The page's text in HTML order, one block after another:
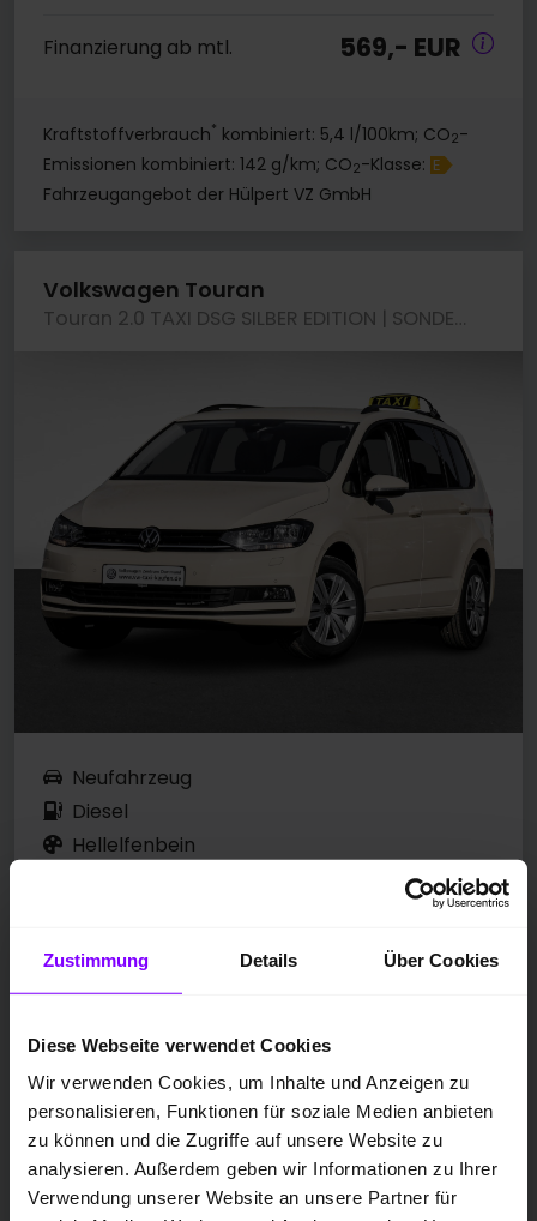
Zustimmung Details Über Cookies
Diese Webseite verwendet Cookies
Wir verwenden Cookies, um Inhalte und Anzeigen zu
personalisieren, Funktionen für soziale Medien anbieten
zu können und die Zugriffe auf unsere Website zu
analysieren. Außerdem geben wir Informationen zu Ihrer
Verwendung unserer Website an unsere Partner für
Finanzierung ab mtl. 569,- EUR
Kraftstoffverbrauch* kombiniert: 5,4 l/100km; CO2-
Emissionen kombiniert: 142 g/km; CO2-Klasse: E
Fahrzeugangebot der Hülpert VZ GmbH
Volkswagen Touran
Touran 2.0 TAXI DSG SILBER EDITION | SONDERPREIS
Neufahrzeug
Diesel
Hellelfenbein
MCT07 / TSE EINBAU MGL
UPE: 49.235,00 EUR
Preis inkl. MwSt.
36.990,00 EUR